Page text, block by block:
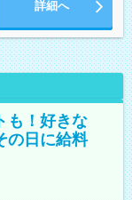
詳細へ
も！好きな
の日に給料